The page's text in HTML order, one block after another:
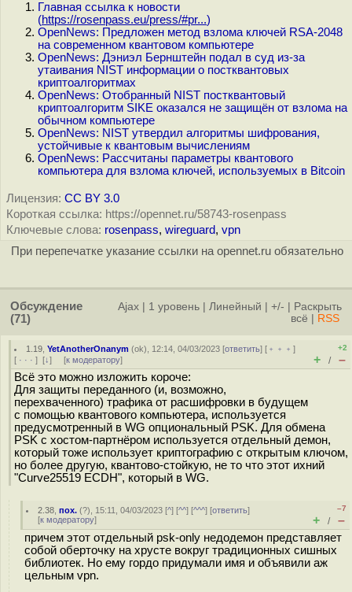
Главная ссылка к новости
(https://rosenpass.eu/press/#pr...)
OpenNews: Предложен метод взлома ключей RSA-2048
на современном квантовом компьютере
OpenNews: Дэниэл Бернштейн подал в суд из-за
утаивания NIST информации о постквантовых
криптоалгоритмах
OpenNews: Отобранный NIST постквантовый
криптоалгоритм SIKE оказался не защищён от взлома на
обычном компьютере
OpenNews: NIST утвердил алгоритмы шифрования,
устойчивые к квантовым вычислениям
OpenNews: Рассчитаны параметры квантового
компьютера для взлома ключей, используемых в Bitcoin
Лицензия: CC BY 3.0
Короткая ссылка: https://opennet.ru/58743-rosenpass
Ключевые слова: rosenpass, wireguard, vpn
При перепечатке указание ссылки на opennet.ru обязательно
Обсуждение
(71)
Ajax 1 уровень Линейный +/-
Раскрыть
всё
RSS
1.19 ,YetAnotherOnanym (ok), 12:14, 04/03/2023 [ответить] [ ﹢﹢﹢]
[ · · · ] [↓] [к модератору]
+2
+ / –
Всё это можно изложить короче:
Для защиты переданного (и, возможно,
перехваченного) трафика от расшифровки в будущем
с помощью квантового компьютера, используется
предусмотренный в WG опциональный PSK. Для обмена
PSK с хостом-партнёром используется отдельный демон,
который тоже использует криптографию с открытым ключом,
но более другую, квантово-стойкую, не то что этот ихний
"Curve25519 ECDH", который в WG.
2.38 ,пох. (?), 15:11, 04/03/2023 [^] [^^] [^^^] [ответить]
[к модератору]
–7
+ / –
причем этот отдельный psk-only недодемон представляет
собой оберточку на хрусте вокруг традиционных сишных
библиотек. Но ему гордо придумали имя и объявили аж
цельным vpn.